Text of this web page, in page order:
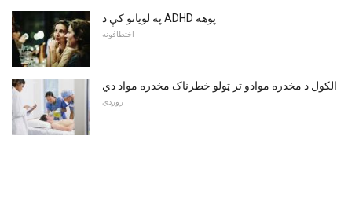
په لویانو کې د ADHD پوهه
اختطافونه
الکول د مخدره موادو تر ټولو خطرناک مخدره مواد دي
روږدي